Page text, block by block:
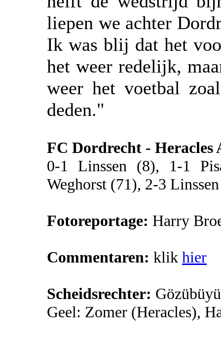
liepen we achter
Ik was blij dat het
het weer redelijk,
weer het voetbal
deden."
FC Dordrecht - Heracles
0-1 Linssen (8), 1-1
Weghorst (71), 2-3
Fotoreportage: Harry
Commentaren: klik hier
Scheidsrechter:
Geel: Zomer (Heracles),